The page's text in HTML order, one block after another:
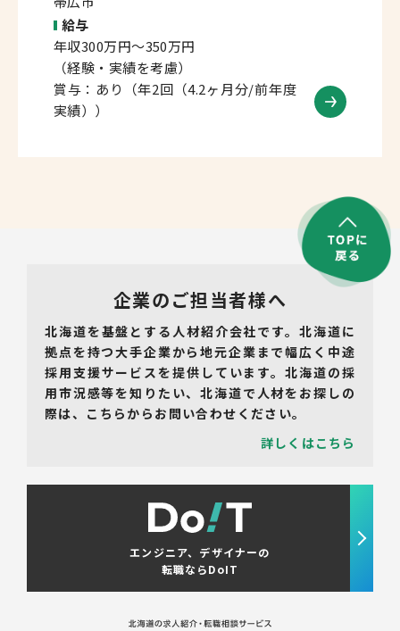
給与
年収300万円～350万円
（経験・実績を考慮）
賞与：あり（年2回（4.2ヶ月分/前年度
実績））
企業のご担当者様へ
北海道を基盤とする人材紹介会社です。北海道に
拠点を持つ大手企業から地元企業まで幅広く中途
採用支援サービスを提供しています。北海道の採
用市況感等を知りたい、北海道で人材をお探しの
際は、こちらからお問い合わせください。
詳しくはこちら
エンジニア、デザイナーの
転職ならDoIT